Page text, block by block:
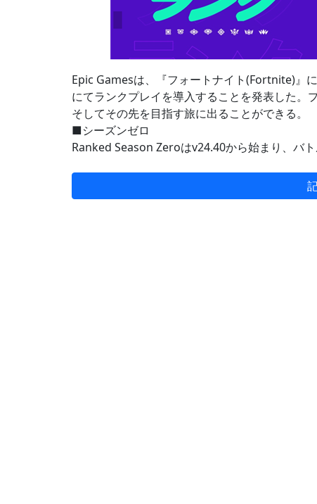
Epic Gamesは、『フォートナイト(Fortnite)』
にてランクプレイを導入することを発表した。
そしてその先を目指す旅に出ることができる。
■シーズンゼロ
Ranked Season Zeroはv24.40から始まり、バ